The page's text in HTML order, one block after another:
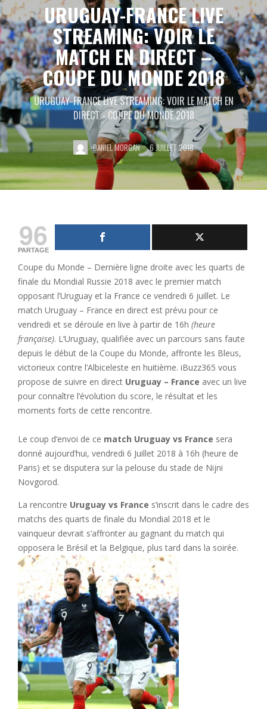
URUGUAY-FRANCE LIVE
STREAMING: VOIR LE
MATCH EN DIRECT –
COUPE DU MONDE 2018
URUGUAY-FRANCE LIVE STREAMING: VOIR LE MATCH EN
DIRECT - COUPE DU MONDE 2018
DANIEL MORGAN 6 JUILLET 2018
96
PARTAGE
Coupe du Monde – Dernière ligne droite avec les quarts de
finale du Mondial Russie 2018 avec le premier match
opposant l’Uruguay et la France ce vendredi 6 juillet. Le
match Uruguay – France en direct est prévu pour ce
vendredi et se déroule en live à partir de 16h (heure
française). L’Uruguay, qualifiée avec un parcours sans faute
depuis le début de la Coupe du Monde, affronte les Bleus,
victorieux contre l’Albiceleste en huitième. iBuzz365 vous
propose de suivre en direct Uruguay – France avec un live
pour connaître l’évolution du score, le résultat et les
moments forts de cette rencontre.
Le coup d’envoi de ce match Uruguay vs France sera
donné aujourd’hui, vendredi 6 Juillet 2018 à 16h (heure de
Paris) et se disputera sur la pelouse du stade de Nijni
Novgorod.
La rencontre Uruguay vs France s’inscrit dans le cadre des
matchs des quarts de finale du Mondial 2018 et le
vainqueur devrait s’affronter au gagnant du match qui
opposera le Brésil et la Belgique, plus tard dans la soirée.